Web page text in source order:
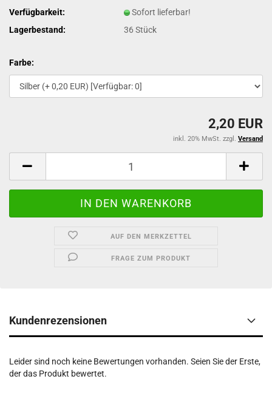
Verfügbarkeit:
Sofort lieferbar!
Lagerbestand:
36Stück
Farbe:
2,20 EUR
inkl. 20% MwSt. zzgl. Versand
AUF DEN MERKZETTEL
FRAGE ZUM PRODUKT
Kundenrezensionen
Leider sind noch keine Bewertungen vorhanden. Seien Sie der Erste,
der das Produkt bewertet.